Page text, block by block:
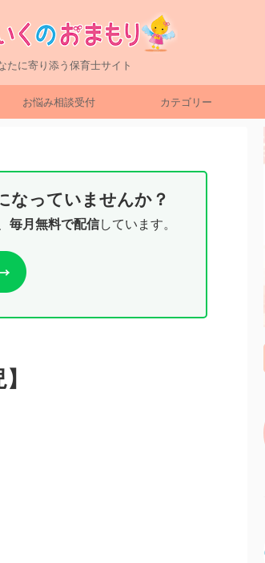
たに寄り添う保育士サイト
お悩み相談受付 カテゴリー
なっていませんか？
毎月無料で配信しています。